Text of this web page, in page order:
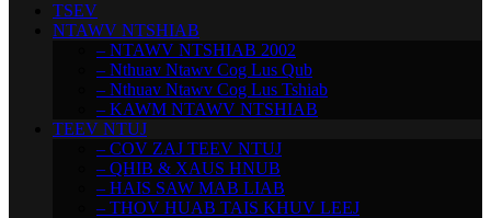
TSEV
NTAWV NTSHIAB
– NTAWV NTSHIAB 2002
– Nthuav Ntawv Cog Lus Qub
– Nthuav Ntawv Cog Lus Tshiab
– KAWM NTAWV NTSHIAB
TEEV NTUJ
– COV ZAJ TEEV NTUJ
– QHIB & XAUS HNUB
– HAIS SAW MAB LIAB
– THOV HUAB TAIS KHUV LEEJ